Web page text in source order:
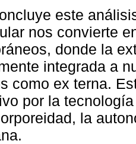
este
nos convierte
donde la
integrada a
como ex terna.
por la
la